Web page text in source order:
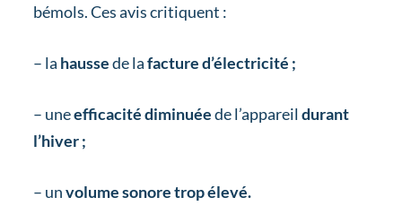
bémols. Ces avis critiquent :
– la haussede lafacture d’électricité ;
– uneefficacité diminuéede l’appareil durant
l’hiver ;
– unvolume sonore trop élevé.